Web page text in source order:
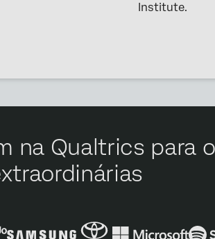
Institute.
na Qualtrics para